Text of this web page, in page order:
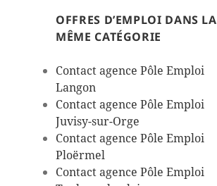
OFFRES D’EMPLOI DANS LA
MÊME CATÉGORIE
Contact agence Pôle Emploi
Langon
Contact agence Pôle Emploi
Juvisy-sur-Orge
Contact agence Pôle Emploi
Ploërmel
Contact agence Pôle Emploi